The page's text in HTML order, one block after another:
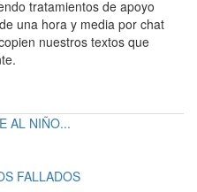
tratamientos de apoyo
una hora y media por chat
nuestros textos que
AL NIÑO...
FALLADOS